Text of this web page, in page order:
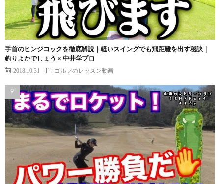
手首のヒンジコックを徹底解説｜軽いスイングでも飛距離を出す秘訣｜
釣りよかでしょう × 中井学プロ
2018.10.31 ゴルフのレッスン動画